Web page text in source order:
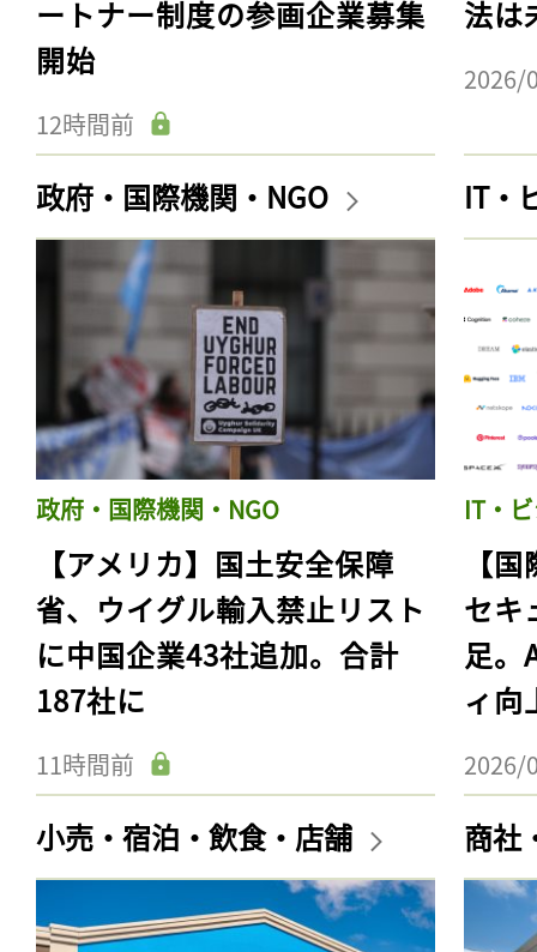
ートナー制度の参画企業募集
開始
12時間前
法は
2026/
政府・国際機関・NGO
政府・国際機関・NGO
【アメリカ】国土安全保障
省、ウイグル輸入禁止リスト
に中国企業43社追加。合計
187社に
11時間前
IT・
IT・
【
セキ
足。
ィ向
2026/
小売・宿泊・飲食・店舗 商社